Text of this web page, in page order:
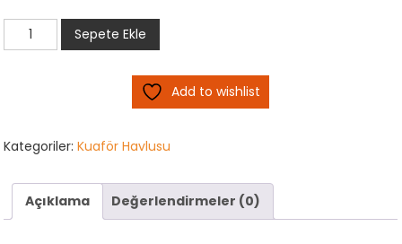
Boya
Tutmayan
Kırmızı
Adet
50X90
Sepete Ekle
Add to wishlist
Kategoriler:Kuaför Havlusu
Açıklama Değerlendirmeler (0)